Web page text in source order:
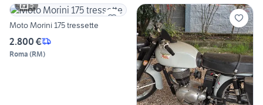
5
Moto Morini 175 tressette
2.800 €
Roma (RM)